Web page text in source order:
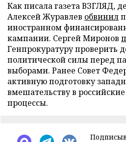
Как писала газета ВЗГЛЯД,
Алексей Журавлев обвинил
иностранном
кампании. Сергей Миронов
Генпрокуратуру проверить
политической силы перед
выборами. Ранее Совет
активную подготовку
вмешательству в
процессы.